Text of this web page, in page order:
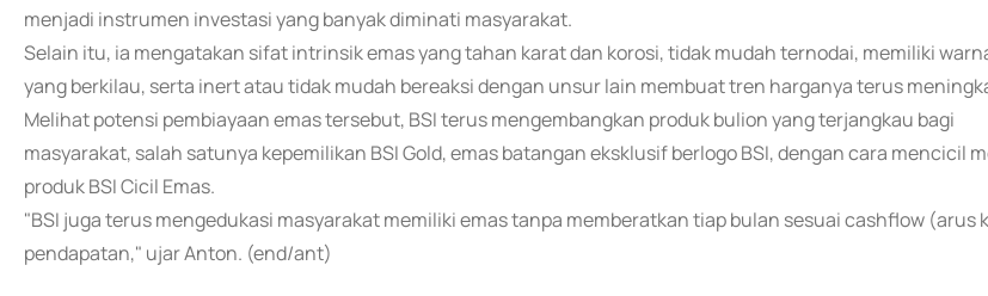
menjadi instrumen investasi yang banyak diminati masyarakat.
Selain itu, ia mengatakan sifat intrinsik emas yang tahan karat dan korosi, tidak mudah ternodai, memiliki
yang berkilau, serta inert atau tidak mudah bereaksi dengan unsur lain membuat tren harganya terus
Melihat potensi pembiayaan emas tersebut, BSI terus mengembangkan produk bulion yang terjangkau bagi
masyarakat, salah satunya kepemilikan BSI Gold, emas batangan eksklusif berlogo BSI, dengan cara mencicil
produk BSI Cicil Emas.
"BSI juga terus mengedukasi masyarakat memiliki emas tanpa memberatkan tiap bulan sesuai cashflow (arus
pendapatan," ujar Anton. (end/ant)